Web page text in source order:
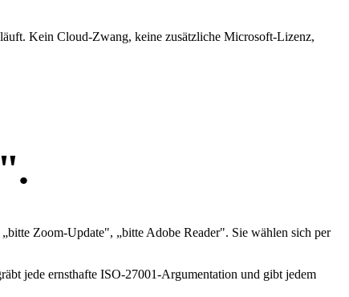
Kein Cloud-Zwang, keine zusätzliche Microsoft-Lizenz,
.
Zoom-Update", „bitte Adobe Reader". Sie wählen sich per
jede ernsthafte ISO-27001-Argumentation und gibt jedem